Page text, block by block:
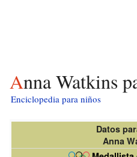
Anna Watkins
Enciclopedia para niños
Datos
Anna